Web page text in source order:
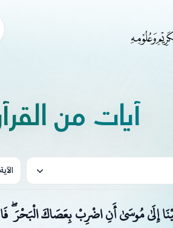
آيات من
الآية 63
إِلَىٰ مُوسَىٰ أَنِ اضْرِبْ بِعَصَاكَ الْبَحْرَ